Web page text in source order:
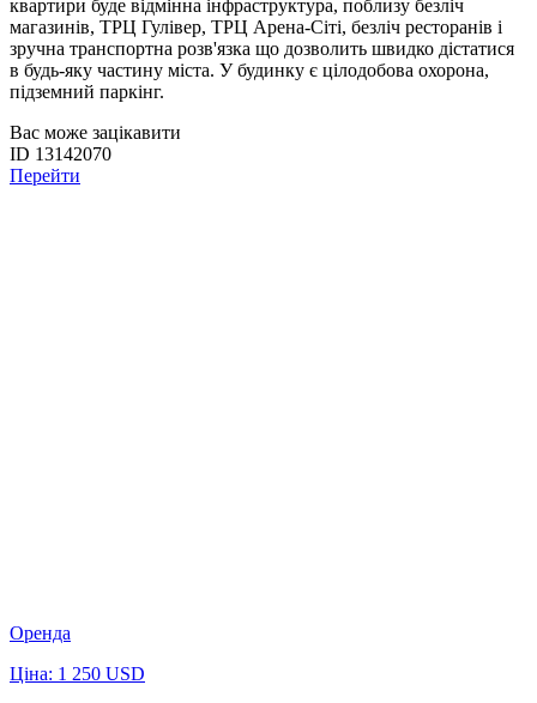
квартири буде відмінна інфраструктура, поблизу безліч
магазинів, ТРЦ Гулівер, ТРЦ Арена-Сіті, безліч ресторанів і
зручна транспортна розв'язка що дозволить швидко дістатися
в будь-яку частину міста. У будинку є цілодобова охорона,
підземний паркінг.
Вас може зацікавити
ID 13142070
Перейти
Оренда
Ціна: 1 250 USD